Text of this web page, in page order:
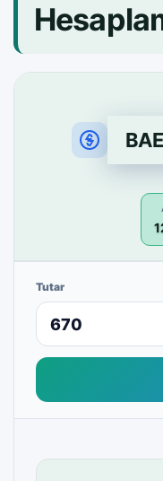
Tutar